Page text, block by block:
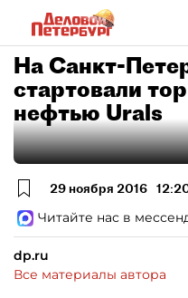
На Санкт-
стартовали
нефтью Urals
29 ноября 2016
Читайте нас в
dp.ru
Все материалы автора